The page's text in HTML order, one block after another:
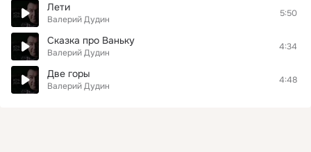
Лети
Валерий Дудин
5:50
Сказка про Ваньку
Валерий Дудин
4:34
Две горы
Валерий Дудин
4:48